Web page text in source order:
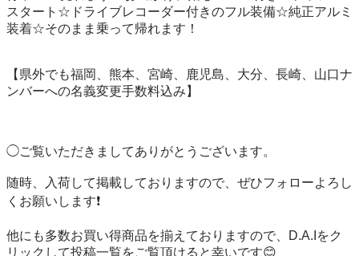
スタート☆ドライブレコーダー付きのフル装備☆純正アルミ
装着☆そのまま乗って帰れます！
【県外でも福岡、熊本、宮崎、鹿児島、大分、長崎、山口ナ
ンバーへの名義変更手数料込み】
◯ご覧いただきましてありがとうございます。
随時、入荷して掲載しておりますので、ぜひフォローよろし
くお願いします❗️
他にも多数お買い得商品を揃えておりますので、D.A.Iをク
リックして投稿一覧をご覧頂けると幸いです😊